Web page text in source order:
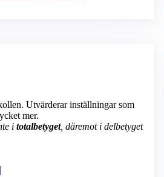
Utvärderar inställningar som
mer.
i totalbetyget, däremot i delbetyget